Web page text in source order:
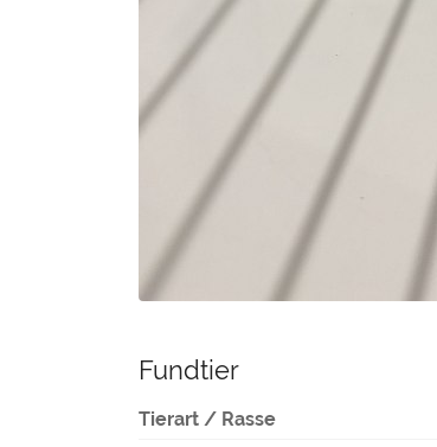
Fundtier
Tierart / Rasse